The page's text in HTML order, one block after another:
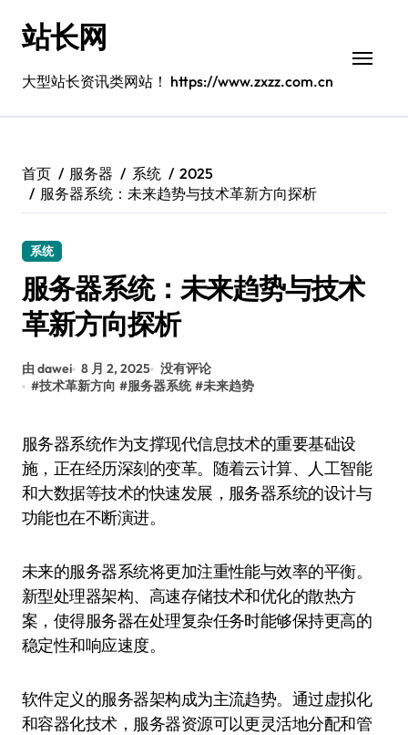
站长网
大型站长资讯类网站！ https://www.zxzz.com.cn
首页 服务器 系统
2025
服务器系统：未来趋势与技术革新方向探析
系统
服务器系统：未来趋势与技术
革新方向探析
由 dawei 8 月 2, 2025 没有评论
#技术革新方向 #服务器系统 #未来趋势
服务器系统作为支撑现代信息技术的重要基础设
施，正在经历深刻的变革。随着云计算、人工智能
和大数据等技术的快速发展，服务器系统的设计与
功能也在不断演进。
未来的服务器系统将更加注重性能与效率的平衡。
新型处理器架构、高速存储技术和优化的散热方
案，使得服务器在处理复杂任务时能够保持更高的
稳定性和响应速度。
软件定义的服务器架构成为主流趋势。通过虚拟化
和容器化技术，服务器资源可以更灵活地分配和管